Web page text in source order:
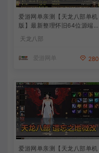
爱游网单亲测【天龙八部单机
版】最新整理怀旧64位源端
教学 虚拟机一键端
天龙八部
爱游网单 280
爱游网单亲测【天龙八部单机